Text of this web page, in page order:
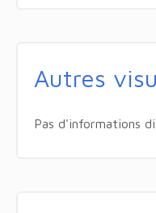
Autres
Pas d'informations